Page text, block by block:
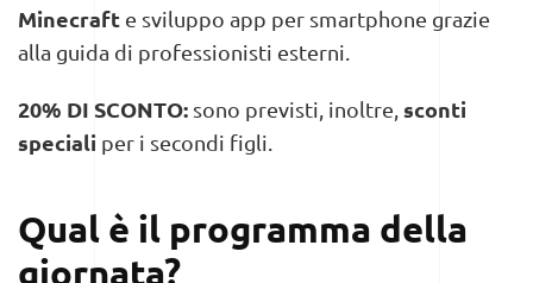
Minecraft e sviluppo app per smartphone grazie
alla guida di professionisti esterni.
20% DI SCONTO: sono previsti, inoltre, sconti
speciali per i secondi figli.
Qual è il programma della
giornata?